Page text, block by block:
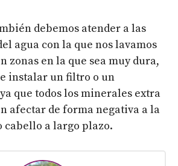
debemos atender a las
agua con la que nos lavamos
zonas en la que sea muy dura,
instalar un filtro o un
que todos los minerales extra
afectar de forma negativa a la
cabello a largo plazo.